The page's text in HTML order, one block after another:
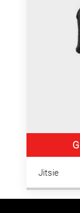
Jitsie